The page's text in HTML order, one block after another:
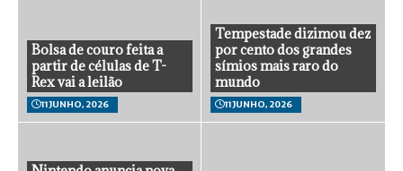
Bolsa de couro feita a
partir de células de T-
Rex vai a leilão
11 JUNHO, 2026
Tempestade dizimou dez
por cento dos grandes
símios mais raro do
mundo
11 JUNHO, 2026